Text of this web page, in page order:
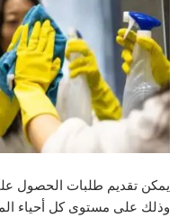
يمكن تقديم طلبات الحصول
وذلك على مستوى كل أحياء